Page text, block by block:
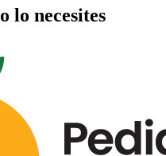
lo necesites